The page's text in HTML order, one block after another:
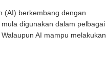
(AI) berkembang dengan
digunakan dalam pelbagai
AI mampu melakukan